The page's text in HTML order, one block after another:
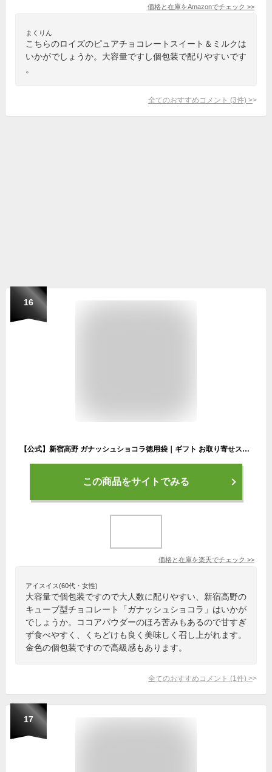
価格と在庫をAmazonでチェック >>
まくりん
こちらのロイズのピュアチョコレートスイート＆ミルクは
いかがでしょうか。大容量ですし個包装で配りやすいです
。
全てのおすすめコメント (3件) >
16
【公式】新宿高野 ガナッシュショコラ徳用袋｜ギフト お取り寄せスイーツ お菓子 洋菓子 個包装 プチギフト プレゼント 高野フルーツ 大量 手土産 チョコレート 七五三
この商品をサイトでみる
価格と在庫を楽天でチェック >>
アイスイス(60代・女性)
大容量で個包装ですので大人数に配りやすい、新宿高野の
キューブ型チョコレート「ガナッシュショコラ」はいかが
でしょうか。ココアパウダーのほろ苦みもあるので甘すぎ
ず食べやすく、くちどけも良く美味しく召し上がれます。
金色の個包装ですので高級感もあります。
全てのおすすめコメント (1 件) >
17